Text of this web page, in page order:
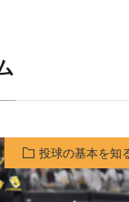
投球の基本を知